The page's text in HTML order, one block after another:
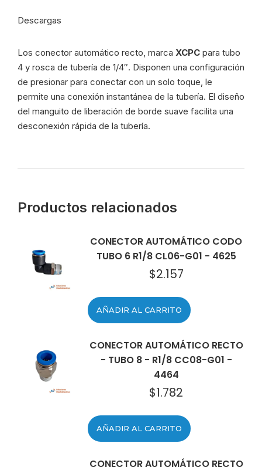
Descargas
Los conector automático recto, marca XCPC para tubo
4 y rosca de tubería de 1/4″. Disponen una configuración
de presionar para conectar con un solo toque, le
permite una conexión instantánea de la tubería. El diseño
del manguito de liberación de borde suave facilita una
desconexión rápida de la tubería.
Productos relacionados
CONECTOR AUTOMÁTICO CODO
TUBO 6 R1/8 CL06-G01 - 4625
$2.157
AÑADIR AL CARRITO
CONECTOR AUTOMÁTICO RECTO
- TUBO 8 - R1/8 CC08-G01 -
4464
$1.782
AÑADIR AL CARRITO
CONECTOR AUTOMÁTICO RECTO